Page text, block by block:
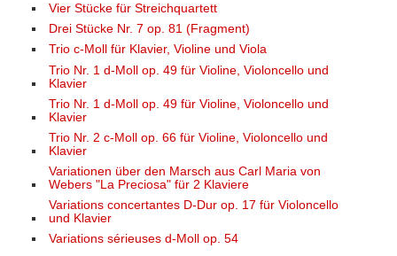
Vier Stücke für Streichquartett
Drei Stücke Nr. 7 op. 81 (Fragment)
Trio c-Moll für Klavier, Violine und Viola
Trio Nr. 1 d-Moll op. 49 für Violine, Violoncello und
Klavier
Trio Nr. 1 d-Moll op. 49 für Violine, Violoncello und
Klavier
Trio Nr. 2 c-Moll op. 66 für Violine, Violoncello und
Klavier
Variationen über den Marsch aus Carl Maria von
Webers "La Preciosa" für 2 Klaviere
Variations concertantes D-Dur op. 17 für Violoncello
und Klavier
Variations sérieuses d-Moll op. 54